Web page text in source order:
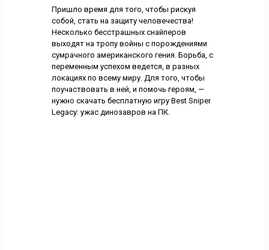
Пришло время для того, чтобы рискуя
собой, стать на защиту человечества!
Несколько бесстрашных снайперов
выходят на тропу войны с порождениями
сумрачного американского гения. Борьба, с
переменным успехом ведется, в разных
локациях по всему миру. Для того, чтобы
поучаствовать в ней, и помочь героям, —
нужно скачать бесплатную игру Best Sniper
Legacy: ужас динозавров на ПК.